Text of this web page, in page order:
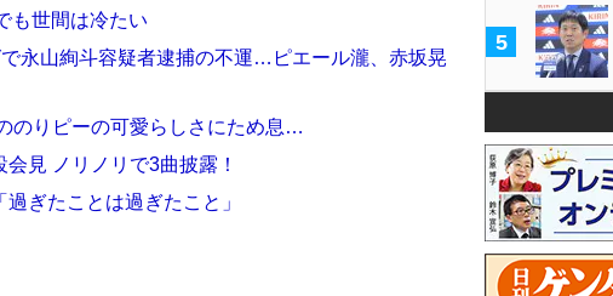
も世間は冷たい
永山絢斗容疑者逮捕の不運…ピエール瀧、赤坂晃
のりピーの可愛らしさにため息…
見 ノリノリで3曲披露！
ぎたことは過ぎたこと」
5